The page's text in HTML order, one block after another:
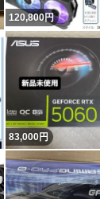
いいね！
120,800円
いいね！
83,000円